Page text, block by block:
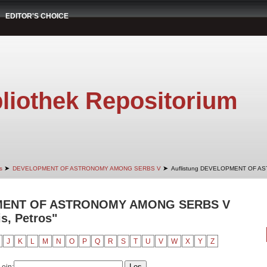
EDITOR'S CHOICE
Repositorium
➤ DEVELOPMENT OF ASTRONOMY AMONG SERBS V ➤ Auflistung DEVELOPMENT OF
OF ASTRONOMY AMONG SERBS V
Petros"
J K L M N O P Q R S T U V W X Y Z